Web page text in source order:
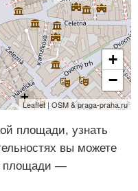
+
−
Leaflet | OSM & praga-praha.ru
площади, узнать
вы можете
площади —